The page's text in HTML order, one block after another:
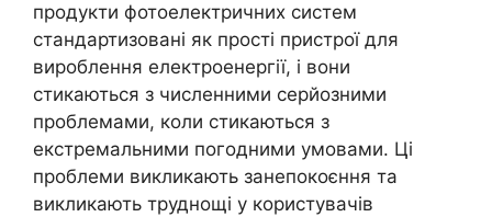
продукти фотоелектричних систем
стандартизовані як прості пристрої для
вироблення електроенергії, і вони
стикаються з численними серйозними
проблемами, коли стикаються з
екстремальними погодними умовами. Ці
проблеми викликають занепокоєння та
викликають труднощі у користувачів